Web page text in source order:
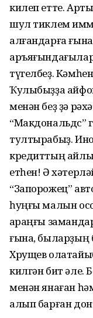
килеп етте.
шул тиклем
алғандарға
түгелбеҙ.
Ҡулыбыҙҙа
менән беҙ ҙә
“Макдональдс”
тултырабыҙ.
кредиттың
етһен! Ә
“Запорожец”
һуңғы малын
ҡараңғы
ғына, быларҙың
Хрущев
килгән бит әле.
менән янаған
алып барған